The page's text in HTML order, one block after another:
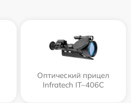
Оптический прицел
Infratech IT–406С